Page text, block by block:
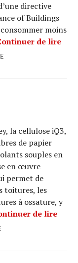
directive
of Buildings
consommer moins
de lire
la cellulose iQ3,
de papier
souples en
en œuvre
permet de
toitures, les
à ossature, y
de lire